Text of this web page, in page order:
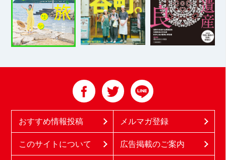
おすすめ情報投稿 メルマガ登録
このサイトについて 広告掲載のご案内